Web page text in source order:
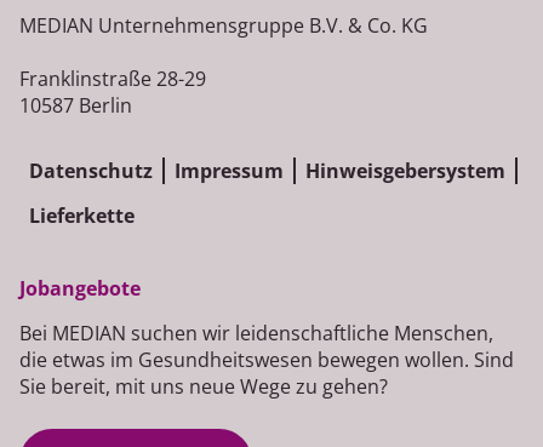
MEDIAN Unternehmensgruppe B.V. & Co. KG
Franklinstraße 28-29
10587 Berlin
Datenschutz Impressum
Hinweisgebersystem
Lieferkette
Jobangebote
Bei MEDIAN suchen wir leidenschaftliche Menschen,
die etwas im Gesundheitswesen bewegen wollen. Sind
Sie bereit, mit uns neue Wege zu gehen?